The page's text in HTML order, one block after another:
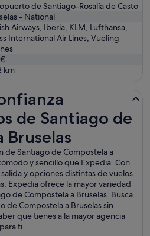
de Santiago-Rosalía de Casto
- National
Airways, Iberia, KLM, Lufthansa,
International Air Lines, Vueling
km
de Santiago de
Bruselas
de Santiago de Compostela a
y sencillo que Expedia. Con
y opciones distintas de vuelos
Expedia ofrece la mayor variedad
de Compostela a Bruselas. Busca
de Compostela a Bruselas sin
que tienes a la mayor agencia
ti.
de Compostela a Bruselas